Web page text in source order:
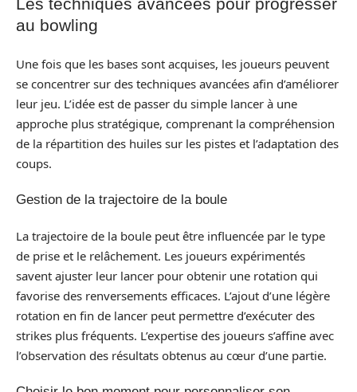
au bowling
Une fois que les bases sont acquises, les joueurs peuvent
se concentrer sur des techniques avancées afin d’améliorer
leur jeu. L’idée est de passer du simple lancer à une
approche plus stratégique, comprenant la compréhension
de la répartition des huiles sur les pistes et l’adaptation des
coups.
Gestion de la trajectoire de la boule
La trajectoire de la boule peut être influencée par le type
de prise et le relâchement. Les joueurs expérimentés
savent ajuster leur lancer pour obtenir une rotation qui
favorise des renversements efficaces. L’ajout d’une légère
rotation en fin de lancer peut permettre d’exécuter des
strikes plus fréquents. L’expertise des joueurs s’affine avec
l’observation des résultats obtenus au cœur d’une partie.